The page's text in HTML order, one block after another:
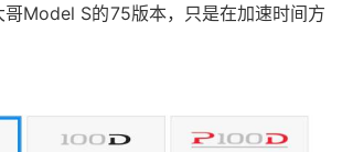
哥Model S的75版本，只是在加速时间方